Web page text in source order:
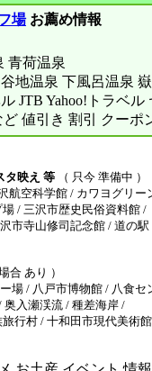
場お薦め情報
青荷温泉
地温泉 下風呂温泉
JTB Yahoo!トラベル
値引き 割引 クーポ
タ映え 等 （ 只今 準備中 ）
航空科学館 / カワヨグリー
/ 三沢市歴史民俗資料館 /
市寺山修司記念館 / 道の駅
合 あり ）
場 / 八戸市博物館 / 八食セ
入瀬渓流 / 種差海岸 /
行村 / 十和田市現代美術